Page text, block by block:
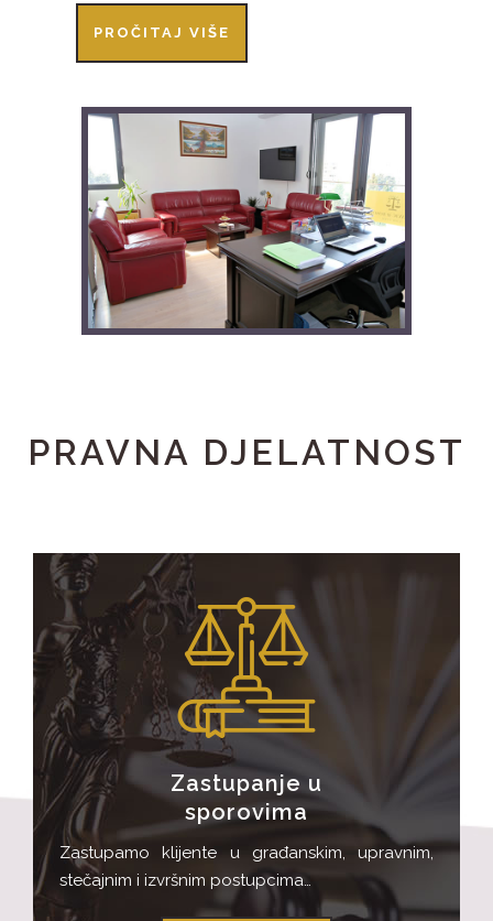
PROČITAJ VIŠE
PRAVNA DJELATNOST
Zastupanje u
sporovima
Zastupamo klijente u građanskim, upravnim,
stečajnim i izvršnim postupcima…